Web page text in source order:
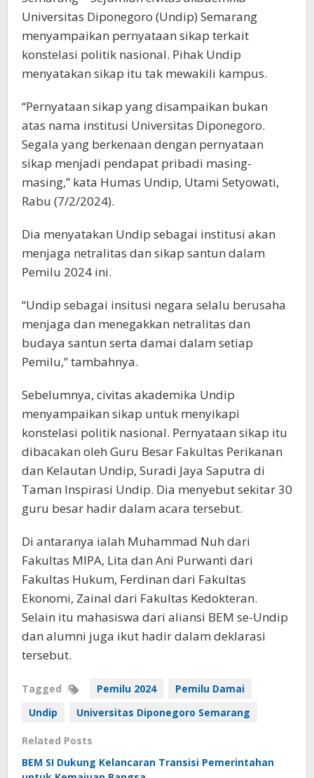
Universitas Diponegoro (Undip) Semarang
menyampaikan pernyataan sikap terkait
konstelasi politik nasional. Pihak Undip
menyatakan sikap itu tak mewakili kampus.
“Pernyataan sikap yang disampaikan bukan
atas nama institusi Universitas Diponegoro.
Segala yang berkenaan dengan pernyataan
sikap menjadi pendapat pribadi masing-
masing,” kata Humas Undip, Utami Setyowati,
Rabu (7/2/2024).
Dia menyatakan Undip sebagai institusi akan
menjaga netralitas dan sikap santun dalam
Pemilu 2024 ini.
“Undip sebagai insitusi negara selalu berusaha
menjaga dan menegakkan netralitas dan
budaya santun serta damai dalam setiap
Pemilu,” tambahnya.
Sebelumnya, civitas akademika Undip
menyampaikan sikap untuk menyikapi
konstelasi politik nasional. Pernyataan sikap itu
dibacakan oleh Guru Besar Fakultas Perikanan
dan Kelautan Undip, Suradi Jaya Saputra di
Taman Inspirasi Undip. Dia menyebut sekitar 30
guru besar hadir dalam acara tersebut.
Di antaranya ialah Muhammad Nuh dari
Fakultas MIPA, Lita dan Ani Purwanti dari
Fakultas Hukum, Ferdinan dari Fakultas
Ekonomi, Zainal dari Fakultas Kedokteran.
Selain itu mahasiswa dari aliansi BEM se-Undip
dan alumni juga ikut hadir dalam deklarasi
tersebut.
Tagged Pemilu 2024
Pemilu Damai
Undip
Universitas Diponegoro Semarang
Related Posts
BEM SI Dukung Kelancaran Transisi Pemerintahan